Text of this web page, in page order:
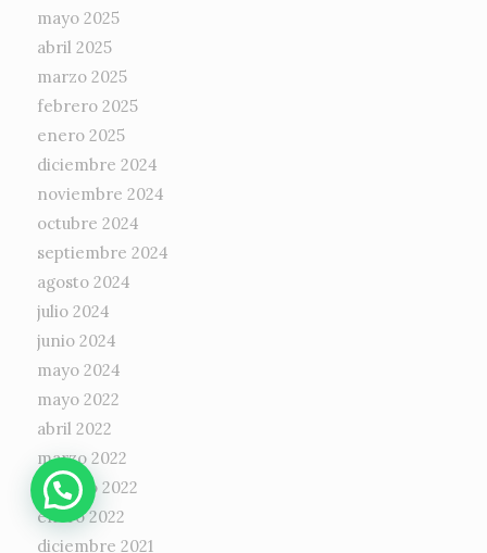
mayo 2025
abril 2025
marzo 2025
febrero 2025
enero 2025
diciembre 2024
noviembre 2024
octubre 2024
septiembre 2024
agosto 2024
julio 2024
junio 2024
mayo 2024
mayo 2022
abril 2022
marzo 2022
febrero 2022
enero 2022
diciembre 2021